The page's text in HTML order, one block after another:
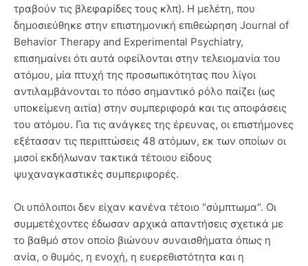
τραβούν τις βλεφαρίδες τους κλπ). Η μελέτη, που
δημοσιεύθηκε στην επιστημονική επιθεώρηση Journal of
Behavior Therapy and Experimental Psychiatry,
επισημαίνει ότι αυτά οφείλονται στην τελειομανία του
ατόμου, μία πτυχή της προσωπικότητας που λίγοι
αντιλαμβάνονται το πόσο σημαντικό ρόλο παίζει (ως
υποκείμενη αιτία) στην συμπεριφορά και τις αποφάσεις
του ατόμου. Για τις ανάγκες της έρευνας, οι επιστήμονες
εξέτασαν τις περιπτώσεις 48 ατόμων, εκ των οποίων οι
μισοί εκδήλωναν τακτικά τέτοιου είδους
ψυχαναγκαστικές συμπεριφορές.
Οι υπόλοιποι δεν είχαν κανένα τέτοιο "σύμπτωμα". Οι
συμμετέχοντες έδωσαν αρχικά απαντήσεις σχετικά με
το βαθμό στον οποίο βιώνουν συναισθήματα όπως η
ανία, ο θυμός, η ενοχή, η ευερεθιστότητα και η